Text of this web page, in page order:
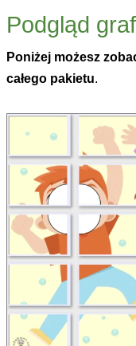
Podgląd
Poniżej możesz
całego pakietu.